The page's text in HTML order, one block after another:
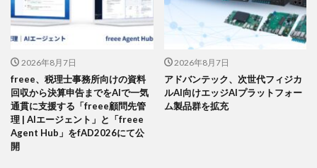
2026年8月7日
freee、税理士事務所向けの資料
回収から決算申告までをAIで一気
通貫に支援する「freee顧問先管
理 | AIエージェント」と「freee
Agent Hub」をfAD2026にて公
開
2026年8月7日
アドバンテック、次世代フィジカ
ルAI向けエッジAIプラットフォー
ム製品群を拡充